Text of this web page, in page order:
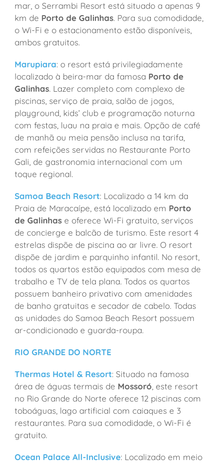
mar, o Serrambi Resort está situado a apenas 9
km de Porto de Galinhas. Para sua comodidade,
o Wi-Fi e o estacionamento estão disponíveis,
ambos gratuitos.
Marupiara: o resort está privilegiadamente
localizado à beira-mar da famosa Porto de
Galinhas. Lazer completo com complexo de
piscinas, serviço de praia, salão de jogos,
playground, kids’ club e programação noturna
com festas, luau na praia e mais. Opção de café
de manhã ou meia pensão inclusa na tarifa,
com refeições servidas no Restaurante Porto
Gali, de gastronomia internacional com um
toque regional.
Samoa Beach Resort: Localizado a 14 km da
Praia de Maracaípe, está localizado em Porto
de Galinhase oferece Wi-Fi gratuito, serviços
de concierge e balcão de turismo. Este resort 4
estrelas dispõe de piscina ao ar livre. O resort
dispõe de jardim e parquinho infantil. No resort,
todos os quartos estão equipados com mesa de
trabalho e TV de tela plana. Todos os quartos
possuem banheiro privativo com amenidades
de banho gratuitas e secador de cabelo. Todas
as unidades do Samoa Beach Resort possuem
ar-condicionado e guarda-roupa.
RIO GRANDE DO NORTE
Thermas Hotel & Resort: Situado na famosa
área de águas termais de Mossoró , este resort
no Rio Grande do Norte oferece 12 piscinas com
toboáguas, lago artificial com caiaques e 3
restaurantes. Para sua comodidade, o Wi-Fi é
gratuito.
Ocean Palace All-Inclusive: Localizado em meio